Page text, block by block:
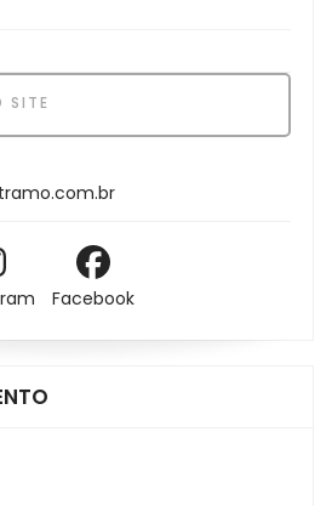
SITE
Facebook